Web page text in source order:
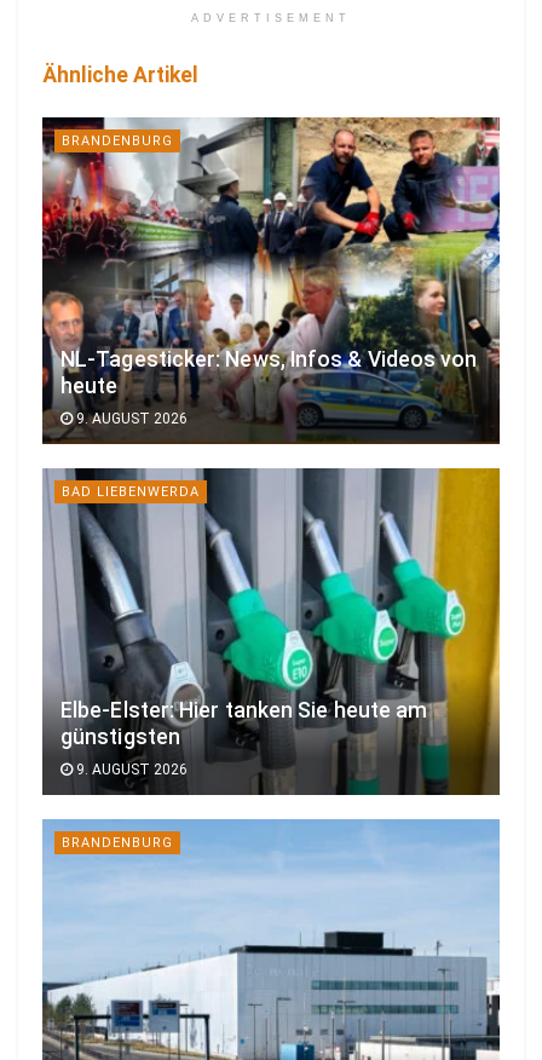
ADVERTISEMENT
Ähnliche Artikel
BRANDENBURG
NL-Tagesticker: News, Infos & Videos von
heute
9. AUGUST 2026
BAD LIEBENWERDA
Elbe-Elster: Hier tanken Sie heute am
günstigsten
9. AUGUST 2026
BRANDENBURG